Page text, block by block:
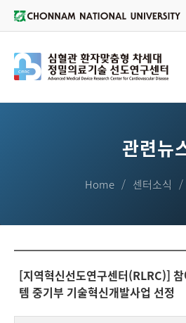
관련뉴
Home 센터소식
[지역혁신선도연구센터(RLRC)]
템 중기부 기술혁신개발사업 선정